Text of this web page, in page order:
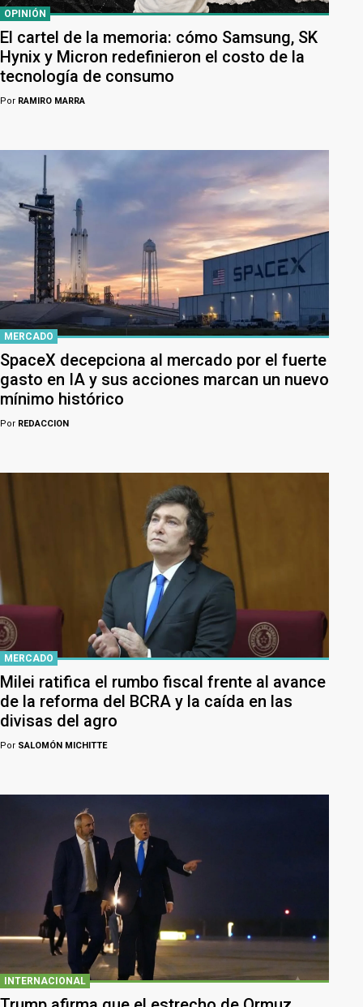
OPINIÓN
El cartel de la memoria: cómo Samsung, SK
Hynix y Micron redefinieron el costo de la
tecnología de consumo
Por RAMIRO MARRA
MERCADO
SpaceX decepciona al mercado por el fuerte
gasto en IA y sus acciones marcan un nuevo
mínimo histórico
Por REDACCION
MERCADO
Milei ratifica el rumbo fiscal frente al avance
de la reforma del BCRA y la caída en las
divisas del agro
Por SALOMÓN MICHITTE
INTERNACIONAL